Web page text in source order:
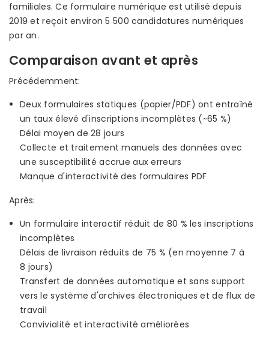
familiales. Ce formulaire numérique est utilisé depuis
2019 et reçoit environ 5 500 candidatures numériques
par an.
Comparaison avant et après
Précédemment:
Deux formulaires statiques (papier/PDF) ont entraîné
un taux élevé d'inscriptions incomplètes (~65 %)
Délai moyen de 28 jours
Collecte et traitement manuels des données avec
une susceptibilité accrue aux erreurs
Manque d'interactivité des formulaires PDF
Après:
Un formulaire interactif réduit de 80 % les inscriptions
incomplètes
Délais de livraison réduits de 75 % (en moyenne 7 à
8 jours)
Transfert de données automatique et sans support
vers le système d'archives électroniques et de flux de
travail
Convivialité et interactivité améliorées